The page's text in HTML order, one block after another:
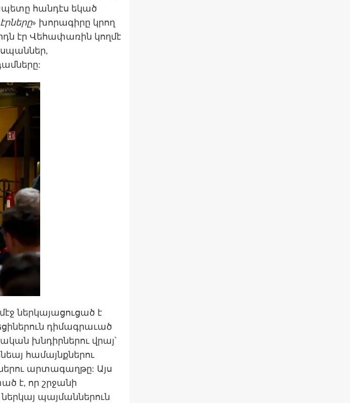
հանդէս եկած
» խորագիրը կրող
էր Վեհափառին կողմէ
ներկայացուցած է
դիմագրաւած
խնդիրներու վրայ՝
համայնքներու
արտագաղթը: Այս
է, որ շրջանի
պայմաններուն